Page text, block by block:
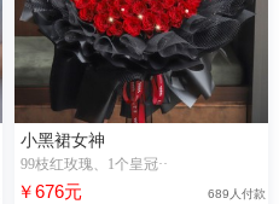
小黑裙女神
99枝红玫瑰、1个皇冠··
￥676元 689人付款